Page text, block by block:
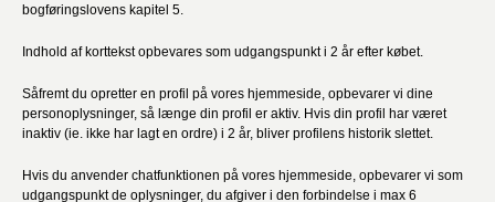
bogføringslovens kapitel 5.
Indhold af korttekst opbevares som udgangspunkt i 2 år efter købet.
Såfremt du opretter en profil på vores hjemmeside, opbevarer vi dine
personoplysninger, så længe din profil er aktiv. Hvis din profil har været
inaktiv (ie. ikke har lagt en ordre) i 2 år, bliver profilens historik slettet.
Hvis du anvender chatfunktionen på vores hjemmeside, opbevarer vi som
udgangspunkt de oplysninger, du afgiver i den forbindelse i max 6